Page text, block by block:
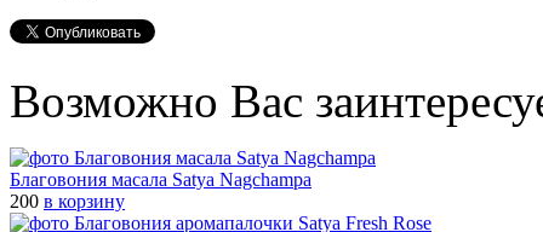
Возможно Вас
Благовония масала Satya Nagchampa
200 в корзину